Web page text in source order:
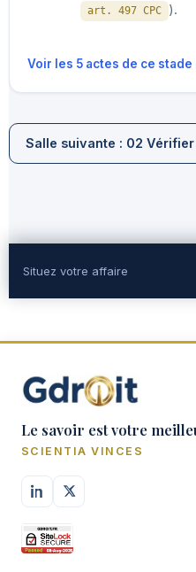
art. 497 CPC ).
Voir les 5 actes de ce stade
Salle suivante : 02 Vérifier
Situez votre affaire
Le savoir est votre
SCIENTIA VINCES